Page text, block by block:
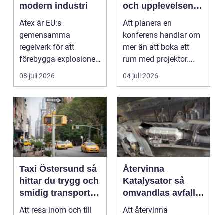
modern industri
Atex är EU:s
gemensamma
regelverk för att
förebygga explosioner
i arbetsmiljöer ...
08 juli 2026
och upplevelsen
gör skillnad
Att planera en
konferens handlar om
mer än att boka ett
rum med projektor.
Företag letar efter
plats...
04 juli 2026
Taxi Östersund så
hittar du trygg och
smidig transport
året runt
Att resa inom och till
Återvinna
Katalysator så
omvandlas avfall
till värdefulla
Att återvinna